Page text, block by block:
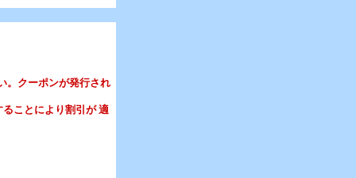
。クーポンが発行され
ことにより割引が 適